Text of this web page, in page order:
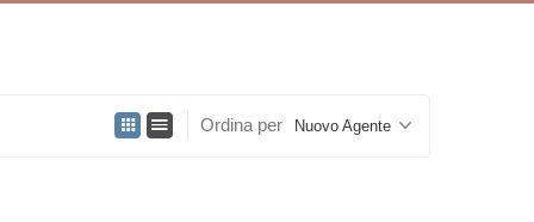
Ordina per Nuovo Agente